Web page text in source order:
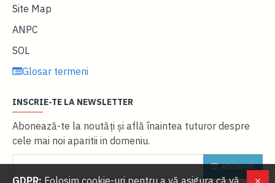
Site Map
ANPC
SOL
Glosar termeni
INSCRIE-TE LA NEWSLETTER
Abonează-te la noutăţi și află înaintea tuturor despre
cele mai noi aparitii in domeniu.
ABONARE
GDPR: Folosim cookie-uri pentru a vă asigura că vă